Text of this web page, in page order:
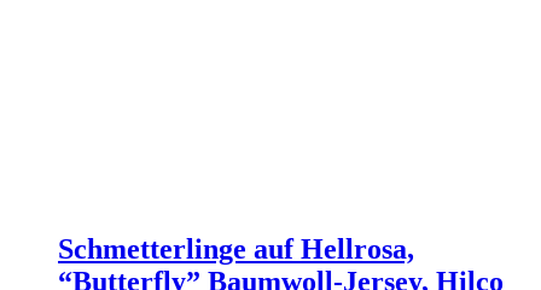
Schmetterlinge auf Hellrosa,
“Butterfly” Baumwoll-Jersey, Hilco